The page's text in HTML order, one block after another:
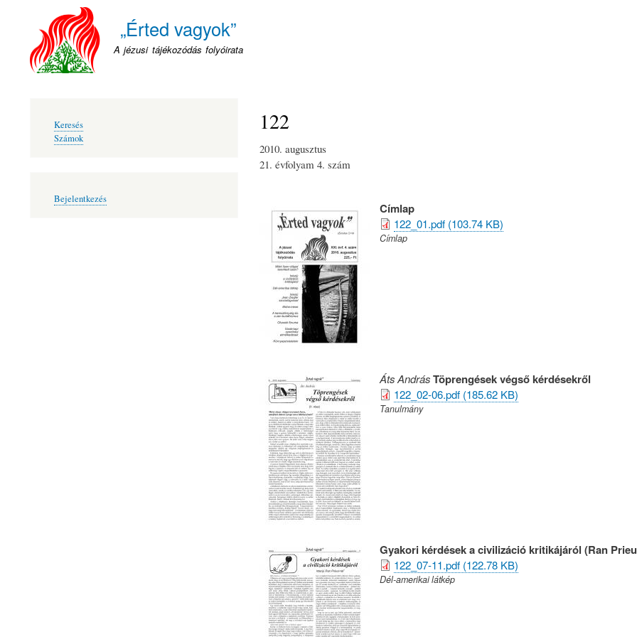
„Érted vagyok”
A jézusi tájékozódás folyóirata
122
2010. augusztus
21. évfolyam 4. szám
Címlap
122_01.pdf (103.74 KB)
Címlap
Áts András Töprengések végső kérdésekről
122_02-06.pdf (185.62 KB)
Tanulmány
Gyakori kérdések a civilizáció kritikájáról (Ran
122_07-11.pdf (122.78 KB)
Dél-amerikai látkép
navigáció
Keresés
Számok
fiók
Bejelentkezés